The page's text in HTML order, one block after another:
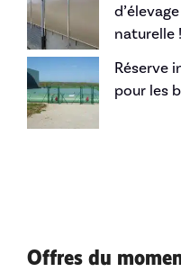
naturelle !
Réserve
pour les
Offres du